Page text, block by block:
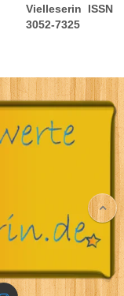
Vielleserin ISSN
3052-7325